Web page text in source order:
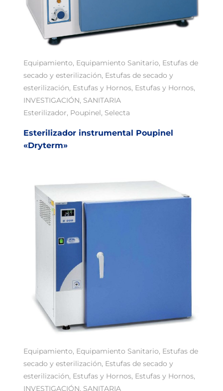
Equipamiento, Equipamiento Sanitario, Estufas de
secado y esterilización, Estufas de secado y
esterilización, Estufas y Hornos, Estufas y Hornos,
INVESTIGACIÓN, SANITARIA
Esterilizador, Poupinel, Selecta
Esterilizador instrumental Poupinel
«Dryterm»
Equipamiento, Equipamiento Sanitario, Estufas de
secado y esterilización, Estufas de secado y
esterilización, Estufas y Hornos, Estufas y Hornos,
INVESTIGACIÓN, SANITARIA